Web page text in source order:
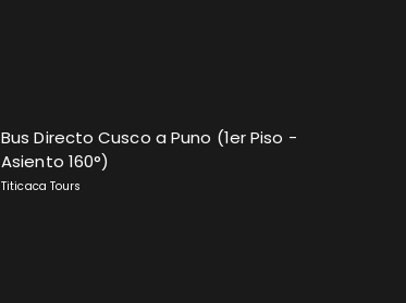
Bus Directo Cusco a Puno (1er Piso -
Asiento 160°)
Titicaca Tours